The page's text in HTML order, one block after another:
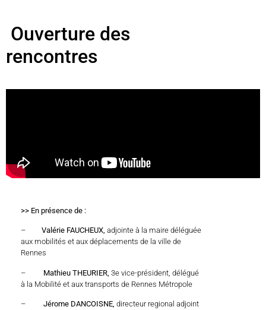
Ouverture des
rencontres
>> En présence de :
– Valérie FAUCHEUX, adjointe à la maire déléguée
aux mobilités et aux déplacements de la ville de
Rennes
– Mathieu THEURIER, 3e vice-président, délégué
à la Mobilité et aux transports de Rennes Métropole
– Jérome DANCOISNE, directeur regional adjoint